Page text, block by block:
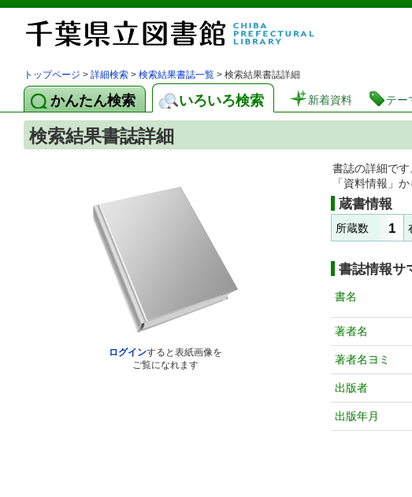
図書
トップページ > 詳細検索 > 検索結果書誌一覧 > 検索結果書誌詳細
かんたん検索 いろいろ検索 新着資料 テー
検索結果書誌詳細
ログインすると表紙画像を
ご覧になれます
書誌の詳細で
「資料情報」
蔵書情報
所蔵数 1
書誌情報サ
書名
著者名
著者名ヨミ
出版者
出版年月